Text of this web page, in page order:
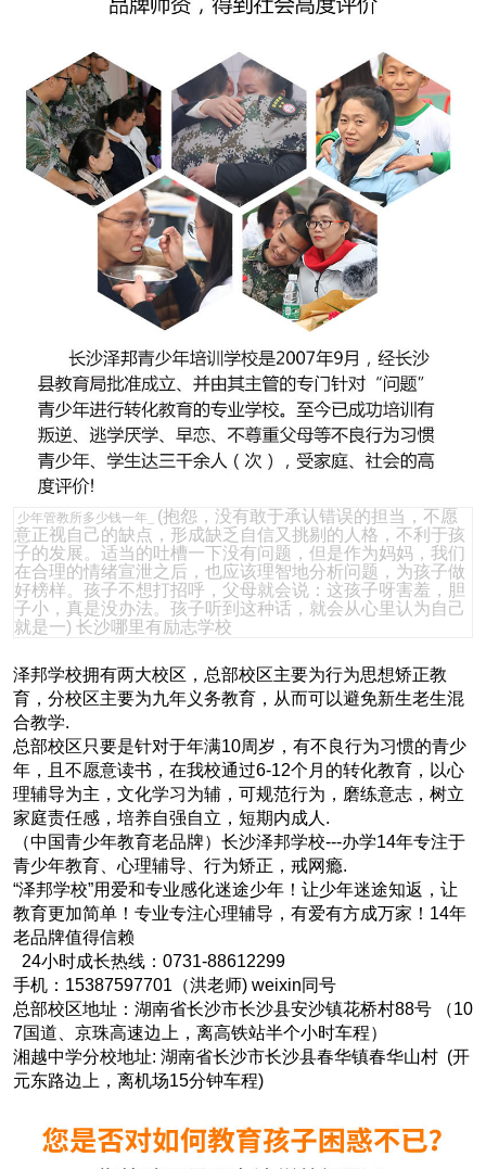
少年管教所多少钱一年_ (抱怨，没有敢于承认错误的担当，不愿
意正视自己的缺点，形成缺乏自信又挑剔的人格，不利于孩
子的发展。适当的吐槽一下没有问题，但是作为妈妈，我们
在合理的情绪宣泄之后，也应该理智地分析问题，为孩子做
好榜样。孩子不想打招呼，父母就会说：这孩子呀害羞，胆
子小，真是没办法。孩子听到这种话，就会从心里认为自己
就是一) 长沙哪里有励志学校
泽邦学校拥有两大校区，总部校区主要为行为思想矫正教
育，分校区主要为九年义务教育，从而可以避免新生老生混
合教学.
总部校区只要是针对于年满10周岁，有不良行为习惯的青少
年，且不愿意读书，在我校通过6-12个月的转化教育，以心
理辅导为主，文化学习为辅，可规范行为，磨练意志，树立
家庭责任感，培养自强自立，短期内成人.
（中国青少年教育老品牌）长沙泽邦学校---办学14年专注于
青少年教育、心理辅导、行为矫正，戒网瘾.
“泽邦学校”用爱和专业感化迷途少年！让少年迷途知返，让
教育更加简单！专业专注心理辅导，有爱有方成万家！14年
老品牌值得信赖
24小时成长热线：0731-88612299
手机：15387597701（洪老师) weixin同号
总部校区地址：湖南省长沙市长沙县安沙镇花桥村88号 （10
7国道、京珠高速边上，离高铁站半个小时车程）
湘越中学分校地址: 湖南省长沙市长沙县春华镇春华山村 (开
元东路边上，离机场15分钟车程)